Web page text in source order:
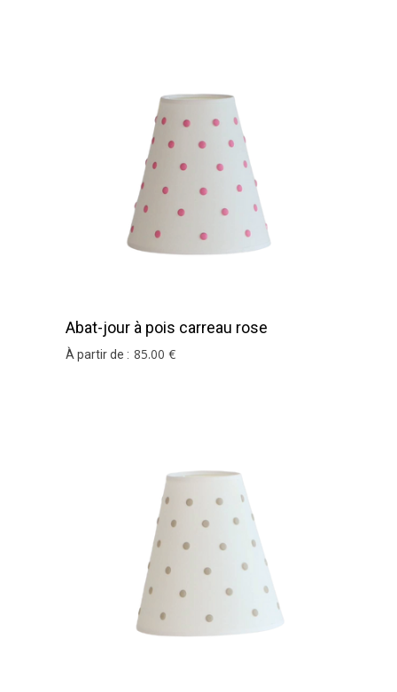
Abat-jour à pois carreau rose
À partir de : 85.00 €